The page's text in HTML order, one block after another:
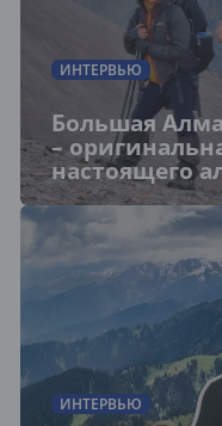
ИНТЕРВЬЮ
Большая
–
настоящего
ИНТЕРВЬЮ